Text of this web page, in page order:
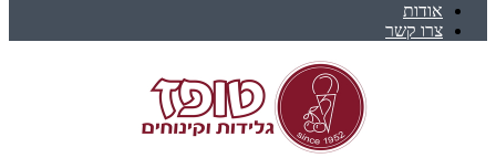
אודות
צרו קשר